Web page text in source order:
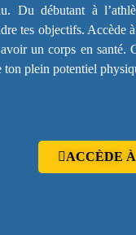
Du débutant à
tes objectifs. Accède
un corps en santé.
ton plein potentiel
ACCÈDE